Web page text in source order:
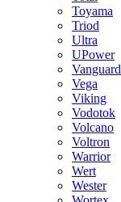
Toyama
Triod
Ultra
UPower
Vanguard
Vega
Viking
Vodotok
Volcano
Voltron
Warrior
Wert
Wester